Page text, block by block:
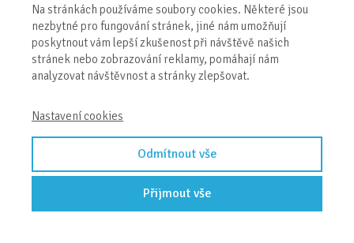
Obecné informace
Naše centra
Kontakty
© 2026 Eva Kiedroňová
Na stránkách používáme soubory cookies. Některé jsou
nezbytné pro fungování stránek, jiné nám umožňují
poskytnout vám lepší zkušenost při návštěvě našich
stránek nebo zobrazování reklamy, pomáhají nám
analyzovat návštěvnost a stránky zlepšovat.
Nastavení cookies
Odmítnout vše
Přijmout vše